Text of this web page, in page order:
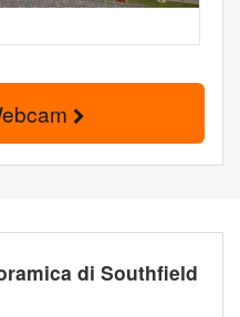
di Southfield